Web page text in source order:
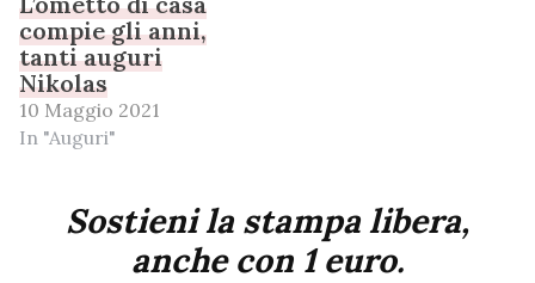
compie gli anni,
tanti auguri
Nikolas
10 Maggio 2021
In "Auguri"
Sostieni la stampa libera,
anche con 1 euro.